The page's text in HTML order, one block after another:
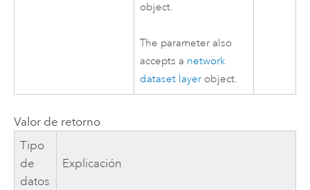
object.
The parameter also
accepts a network
dataset layer object.
Valor de retorno
Tipo
de
datos
Explicación